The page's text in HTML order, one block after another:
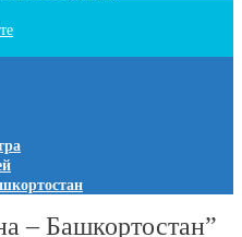
– Башкортостан”